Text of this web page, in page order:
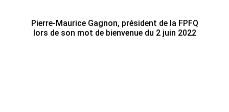
Pierre-Maurice Gagnon, président de la FPFQ
lors de son mot de bienvenue du 2 juin 2022